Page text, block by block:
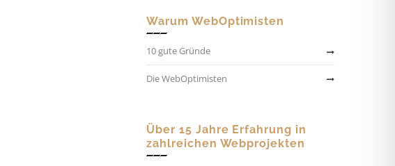
Warum WebOptimisten
10 gute Gründe
Die WebOptimisten
Über 15 Jahre Erfahrung in
zahlreichen Webprojekten